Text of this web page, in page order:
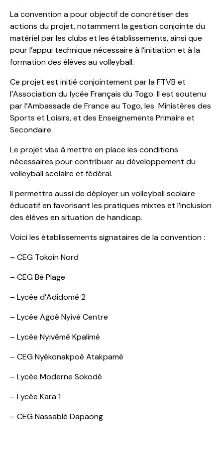
La convention a pour objectif de concrétiser des
actions du projet, notamment la gestion conjointe du
matériel par les clubs et les établissements, ainsi que
pour l’appui technique nécessaire à l’initiation et à la
formation des élèves au volleyball.
Ce projet est initié conjointement par la FTVB et
l’Association du lycée Français du Togo. Il est soutenu
par l’Ambassade de France au Togo, les Ministères des
Sports et Loisirs, et des Enseignements Primaire et
Secondaire.
Le projet vise à mettre en place les conditions
nécessaires pour contribuer au développement du
volleyball scolaire et fédéral.
Il permettra aussi de déployer un volleyball scolaire
éducatif en favorisant les pratiques mixtes et l’inclusion
des élèves en situation de handicap.
Voici les établissements signataires de la convention :
– CEG Tokoin Nord
– CEG Bè Plage
– Lycée d’Adidomé 2
– Lycée Agoè Nyivé Centre
– Lycée Nyivémé Kpalimé
– CEG Nyékonakpoè Atakpamé
– Lycée Moderne Sokodé
– Lycée Kara 1
– CEG Nassablé Dapaong